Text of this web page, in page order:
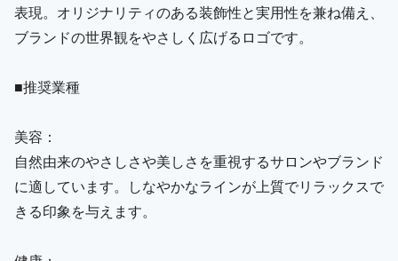
表現。オリジナリティのある装飾性と実用性を兼ね備え、
ブランドの世界観をやさしく広げるロゴです。
■推奨業種
美容：
自然由来のやさしさや美しさを重視するサロンやブランド
に適しています。しなやかなラインが上質でリラックスで
きる印象を与えます。